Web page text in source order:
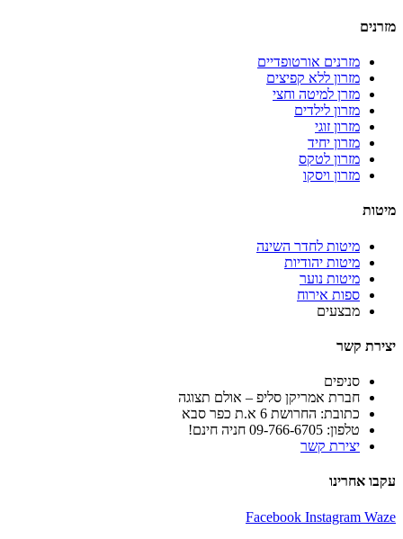
מזרנים
מזרנים אורטופדיים
מזרון ללא קפיצים
מזרן למיטה וחצי
מזרון לילדים
מזרון זוגי
מזרון יחיד
מזרון לטקס
מזרון ויסקו
מיטות
מיטות לחדר השינה
מיטות יהודיות
מיטות נוער
ספות אירוח
מבצעים
יצירת קשר
סניפים
חברת אמריקן סליפ – אולם תצוגה
כתובת: החרושת 6 א.ת כפר סבא
טלפון: 09-766-6705 חניה חינם!
יצירת קשר
עקבו אחרינו
Facebook Instagram Waze